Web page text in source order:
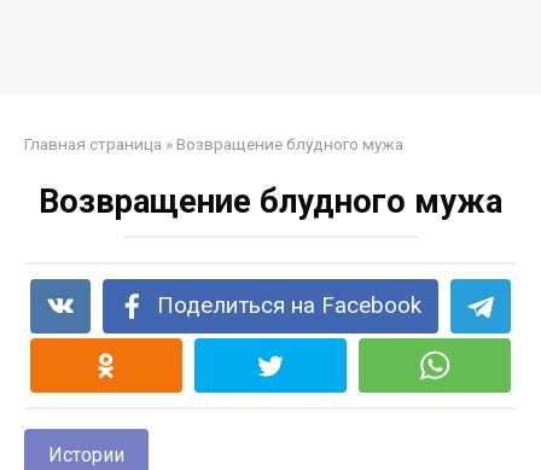
Главная страница » Возвращение блудного мужа
Возвращение блудного мужа
Поделиться на Facebook
Истории